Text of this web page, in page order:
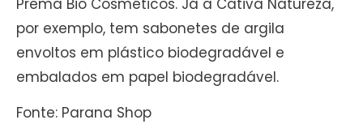
Prema Bio Cosméticos. Já a Cativa Natureza,
por exemplo, tem sabonetes de argila
envoltos em plástico biodegradável e
embalados em papel biodegradável.
Fonte: Parana Shop